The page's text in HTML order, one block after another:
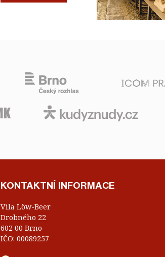
KONTAKTNÍ INFORMACE
Vila Löw-Beer
Drobného 22
602 00 Brno
IČO: 00089257